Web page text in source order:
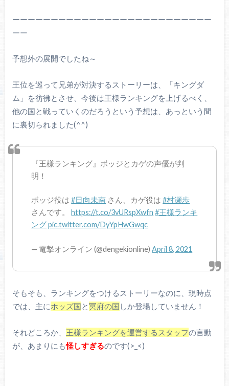
ーーーーーーーーーーーーーーーーーーーーーーーーーー
ーー
予想外の展開でしたね～
王位を巡って兄弟が対決するストーリーは、「キングダ
ム」を彷彿とさせ、今後は王様ランキングを上げるべく、
他の国と戦っていくのだろうという予想は、あっという間
に裏切られました(^^)
『王様ランキング』ボッジとカゲの声優が判
明！
ボッジ役は#日向未南 さん、カゲ役は#村瀬歩
さんです。https://t.co/3vURspXwfn #王様ランキ
ングpic.twitter.com/DyYpHwGwqc
— 電撃オンライン (@dengekionline)April 8, 2021
そもそも、ランキングをつけるストーリーなのに、現時点
では、主にホッズ国と冥府の国 しか登場していません！
それどころか、 王様ランキングを運営するスタッフの言動
が、あまりにも怪しすぎるのです(>_<)